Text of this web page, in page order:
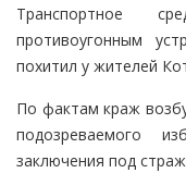
Транспортное
противоугонным
похитил у жителей
По фактам краж
подозреваемого
заключения под